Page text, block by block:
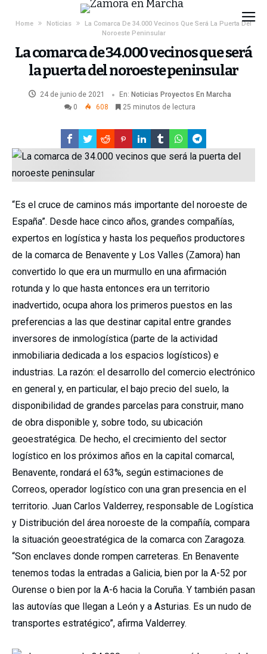
Home Noticias
La Comarca De 34.000 Vecinos Que Será La Puerta Del
Noroeste Peninsular
La comarca de 34.000 vecinos que será
la puerta del noroeste peninsular
24 de junio de 2021 En: Noticias Proyectos En Marcha
0
608 25 minutos de lectura
“Es el cruce de caminos más importante del noroeste de
España”. Desde hace cinco años, grandes compañías,
expertos en logística y hasta los pequeños productores
de la comarca de Benavente y Los Valles (Zamora) han
convertido lo que era un murmullo en una afirmación
rotunda y lo que hasta entonces era un territorio
inadvertido, ocupa ahora los primeros puestos en las
preferencias a las que destinar capital entre grandes
inversores de inmologística (parte de la actividad
inmobiliaria dedicada a los espacios logísticos) e
industrias. La razón: el desarrollo del comercio electrónico
en general y, en particular, el bajo precio del suelo, la
disponibilidad de grandes parcelas para construir, mano
de obra disponible y, sobre todo, su ubicación
geoestratégica. De hecho, el crecimiento del sector
logístico en los próximos años en la capital comarcal,
Benavente, rondará el 63%, según estimaciones de
Correos, operador logístico con una gran presencia en el
territorio. Juan Carlos Valderrey, responsable de Logística
y Distribución del área noroeste de la compañía, compara
la situación geoestratégica de la comarca con Zaragoza.
“Son enclaves donde rompen carreteras. En Benavente
tenemos todas la entradas a Galicia, bien por la A-52 por
Ourense o bien por la A-6 hacia la Coruña. Y también pasan
las autovías que llegan a León y a Asturias. Es un nudo de
transportes estratégico”, afirma Valderrey.